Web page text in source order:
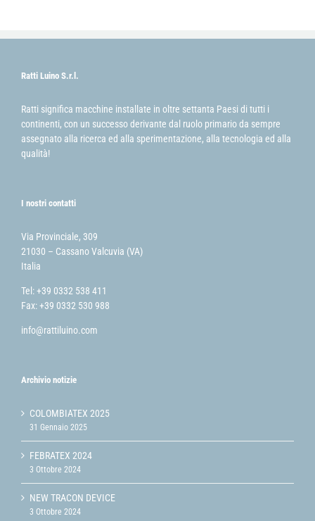
Ratti Luino S.r.l.
Ratti significa macchine installate in oltre settanta Paesi di tutti i
continenti, con un successo derivante dal ruolo primario da sempre
assegnato alla ricerca ed alla sperimentazione, alla tecnologia ed alla
qualità!
I nostri contatti
Via Provinciale, 309
21030 – Cassano Valcuvia (VA)
Italia
Tel: +39 0332 538 411
Fax: +39 0332 530 988
info@rattiluino.com
Archivio notizie
COLOMBIATEX 2025
31 Gennaio 2025
FEBRATEX 2024
3 Ottobre 2024
NEW TRACON DEVICE
3 Ottobre 2024